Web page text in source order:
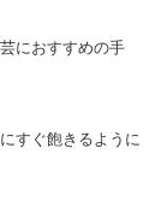
におすすめの手
すぐ飽きるように